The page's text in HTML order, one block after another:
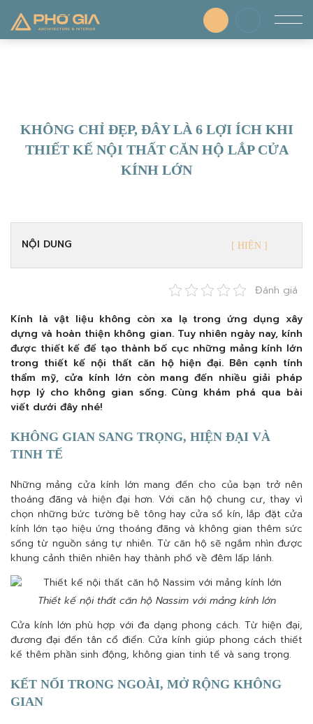
KHÔNG CHỈ ĐẸP, ĐÂY LÀ 6 LỢI ÍCH KHI
THIẾT KẾ NỘI THẤT CĂN HỘ LẮP CỬA
KÍNH LỚN
NỘI DUNG
Đánh giá
Kính là vật liệu không còn xa lạ trong ứng dụng xây
dựng và hoàn thiện không gian. Tuy nhiên ngày nay, kính
được thiết kế để tạo thành bố cục những mảng kính lớn
trong thiết kế nội thất căn hộ hiện đại. Bên cạnh tính
thẩm mỹ, cửa kính lớn còn mang đến nhiều giải pháp
hợp lý cho không gian sống. Cùng khám phá qua bài
viết dưới đây nhé!
KHÔNG GIAN SANG TRỌNG, HIỆN ĐẠI VÀ
TINH TẾ
Những mảng cửa kính lớn mang đến cho của bạn trở nên
thoáng đãng và hiện đại hơn. Với căn hộ chung cư, thay vì
chọn những bức tường bê tông hay cửa sổ kín, lắp đặt cửa
kính lớn tạo hiệu ứng thoáng đãng và không gian thêm sức
sống từ nguồn sáng tự nhiên. Từ căn hộ sẽ ngắm nhìn được
khung cảnh thiên nhiên hay thành phố về đêm lấp lánh.
Thiết kế nội thất căn hộ Nassim với mảng kính lớn
Cửa kính lớn phù hợp với đa dạng phong cách. Từ hiện đại,
đương đại đến tân cổ điển. Cửa kính giúp phong cách thiết
kế thêm phần sinh động, không gian tinh tế và sang trọng.
KẾT NỐI TRONG NGOÀI, MỞ RỘNG KHÔNG
GIAN